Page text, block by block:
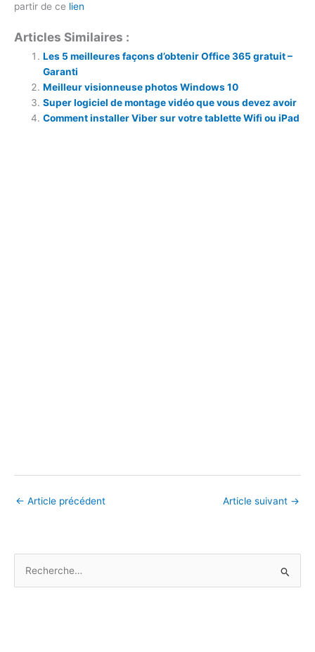
partir de ce lien
Articles Similaires :
Les 5 meilleures façons d’obtenir Office 365 gratuit –
Garanti
Meilleur visionneuse photos Windows 10
Super logiciel de montage vidéo que vous devez avoir
Comment installer Viber sur votre tablette Wifi ou iPad
← Article précédent Article suivant →